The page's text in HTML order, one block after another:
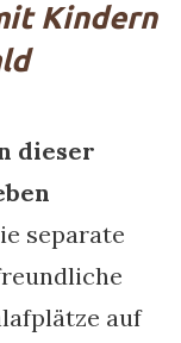
Kindern
dieser
separate
auf